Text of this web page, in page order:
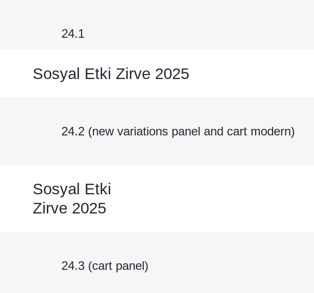
24.1
Sosyal Etki Zirve 2025
24.2 (new variations panel and cart modern)
Sosyal Etki
Zirve 2025
24.3 (cart panel)